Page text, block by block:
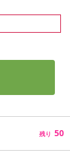
残り 50